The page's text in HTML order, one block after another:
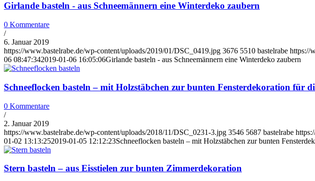
Girlande basteln - aus Schneemännern eine Winterdeko zaubern
0 Kommentare
/
6. Januar 2019
https://www.bastelrabe.de/wp-content/uploads/2019/01/DSC_0419.jpg 3676 5510 bastelrabe https://
06 08:47:342019-01-06 16:05:06Girlande basteln - aus Schneemännern eine Winterdeko zaubern
Schneeflocken basteln – mit Holzstäbchen zur bunten Fensterdekoration für
0 Kommentare
/
2. Januar 2019
https://www.bastelrabe.de/wp-content/uploads/2018/11/DSC_0231-3.jpg 3546 5687 bastelrabe
01-02 13:13:252019-01-05 12:12:23Schneeflocken basteln – mit Holzstäbchen zur bunten
Stern basteln – aus Eisstielen zur bunten Zimmerdekoration